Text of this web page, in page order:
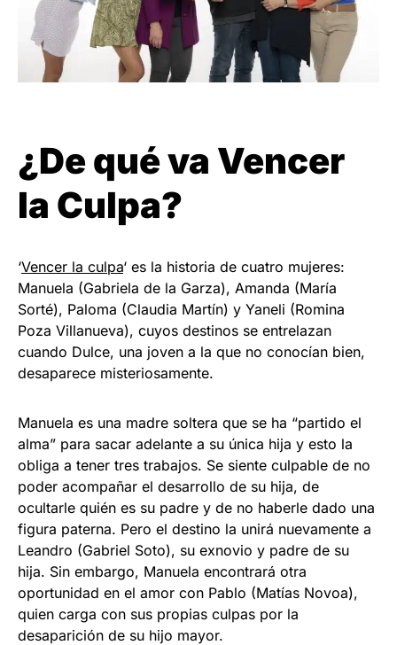
¿De qué va Vencer
la Culpa?
‘Vencer la culpa‘ es la historia de cuatro mujeres:
Manuela (Gabriela de la Garza), Amanda (María
Sorté), Paloma (Claudia Martín) y Yaneli (Romina
Poza Villanueva), cuyos destinos se entrelazan
cuando Dulce, una joven a la que no conocían bien,
desaparece misteriosamente.
Manuela es una madre soltera que se ha “partido el
alma” para sacar adelante a su única hija y esto la
obliga a tener tres trabajos. Se siente culpable de no
poder acompañar el desarrollo de su hija, de
ocultarle quién es su padre y de no haberle dado una
figura paterna. Pero el destino la unirá nuevamente a
Leandro (Gabriel Soto), su exnovio y padre de su
hija. Sin embargo, Manuela encontrará otra
oportunidad en el amor con Pablo (Matías Novoa),
quien carga con sus propias culpas por la
desaparición de su hijo mayor.